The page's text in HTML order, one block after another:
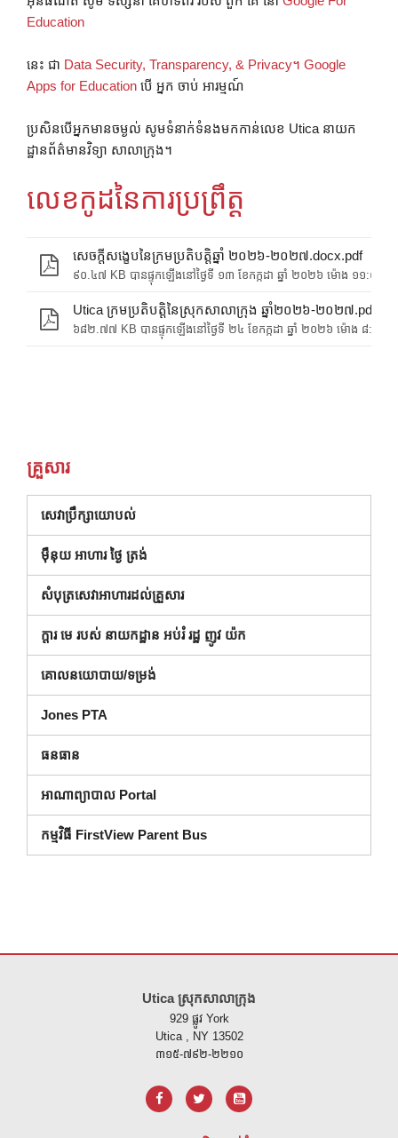
Education
នេះ ជា Data Security, Transparency, & Privacy។ Google
Apps for Education បើ អ្នក ចាប់ អារម្មណ៍
ប្រសិនបើអ្នកមានចម្ងល់ សូមទំនាក់ទំនងមកកាន់លេខ Utica នាយក
ដ្ឋានព័ត៌មានវិទ្យា សាលាក្រុង។
លេខកូដនៃការប្រព្រឹត្ដ
សេចក្តីសង្ខេបនៃក្រមប្រតិបត្តិឆ្នាំ ២០២៦-២០២៧.docx.pdf
៩០.៤៧ KB បានផ្ទុកឡើងនៅថ្ងៃទី ១៣ ខែកក្កដា ឆ្នាំ ២០២៦ ម៉ោង ១១:០១ ព្
Utica ក្រមប្រតិបត្តិនៃស្រុកសាលាក្រុង ឆ្នាំ២០២៦-២០២៧.pdf
៦៨២.៧៧ KB បានផ្ទុកឡើងនៅថ្ងៃទី ២៤ ខែកក្កដា ឆ្នាំ ២០២៦ ម៉ោង ៨:១៧
គ្រួសារ
សេវាប្រឹក្សាយោបល់(បើកក្នុងបង្អួចថ្មី)
ម៉ឺនុយ អាហារ ថ្ងៃ ត្រង់
សំបុត្រសេវាអាហារដល់គ្រួសារ
ក្តារ មេ របស់ នាយកដ្ឋាន អប់រំ រដ្ឋ ញូវ យ៉ក
គោលនយោបាយ/ទម្រង់
Jones PTA
ធនធាន
អាណាព្យាបាល Portal
កម្មវិធី FirstView Parent Bus
Utica ស្រុកសាលាក្រុង
929 ផ្លូវ York
Utica , NY 13502
៣១៥-៧៩២-២២១០